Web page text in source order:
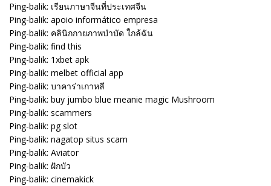
Ping-balik: เรียนภาษาจีนที่ประเทศจีน
Ping-balik: apoio informático empresa
Ping-balik: คลินิกกายภาพบำบัด ใกล้ฉัน
Ping-balik: find this
Ping-balik: 1xbet apk
Ping-balik: melbet official app
Ping-balik: บาคาร่าเกาหลี
Ping-balik: buy jumbo blue meanie magic Mushroom
Ping-balik: scammers
Ping-balik: pg slot
Ping-balik: nagatop situs scam
Ping-balik: Aviator
Ping-balik: ฝักบัว
Ping-balik: cinemakick